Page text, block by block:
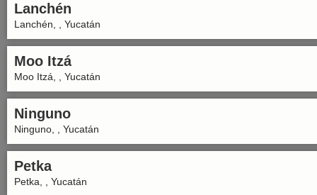
Lanchén
Lanchén, , Yucatán
Moo Itzá
Moo Itzá, , Yucatán
Ninguno
Ninguno, , Yucatán
Petka
Petka, , Yucatán